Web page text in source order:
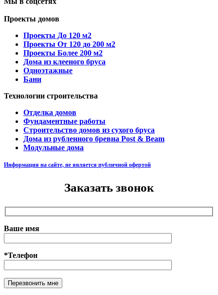
Проекты домов
Проекты До 120 м2
Проекты От 120 до 200 м2
Проекты Более 200 м2
Дома из клееного бруса
Одноэтажные
Бани
Технологии строительства
Отделка домов
Фундаментные работы
Строительство домов из сухого бруса
Дома из рубленного бревна Post & Beam
Модульные дома
Информация на сайте, не является публичной офертой
Заказать звонок
Ваше имя
*Телефон
Оставьте это поле пустым.